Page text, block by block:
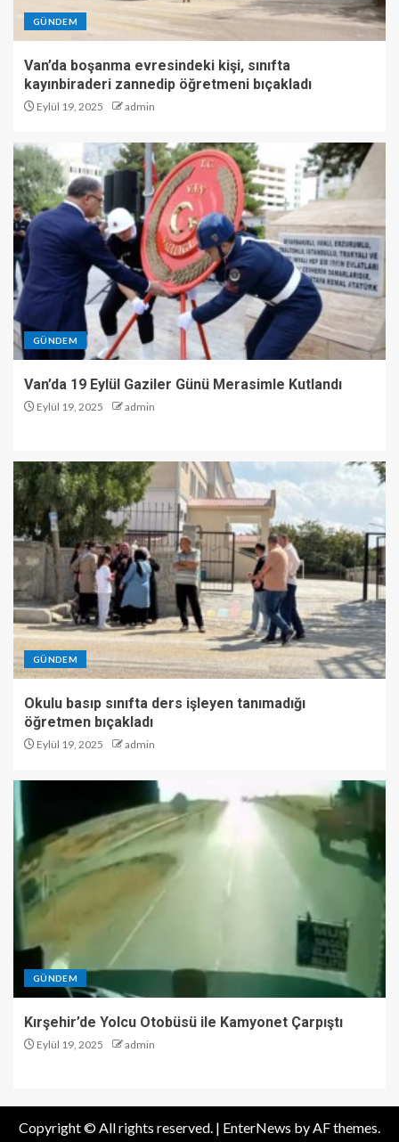
GÜNDEM
Van’da boşanma evresindeki kişi, sınıfta
kayınbiraderi zannedip öğretmeni bıçakladı
Eylül 19, 2025 admin
GÜNDEM
Van’da 19 Eylül Gaziler Günü Merasimle Kutlandı
Eylül 19, 2025 admin
GÜNDEM
Okulu basıp sınıfta ders işleyen tanımadığı
öğretmen bıçakladı
Eylül 19, 2025 admin
GÜNDEM
Kırşehir’de Yolcu Otobüsü ile Kamyonet Çarpıştı
Eylül 19, 2025 admin
Copyright © All rights reserved. | EnterNews by AF themes.